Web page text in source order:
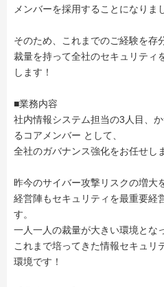
メンバーを採用することになりま
そのため、これまでのご経験を存
裁量を持って全社のセキュリティ
します！
■業務内容
社内情報システム担当の3人目、
るコアメンバー として、
全社のガバナンス強化をお任せし
昨今のサイバー攻撃リスクの増大
経営陣もセキュリティを最重要経
す。
一人一人の裁量が大きい環境とな
これまで培ってきた情報セキュリ
環境です！